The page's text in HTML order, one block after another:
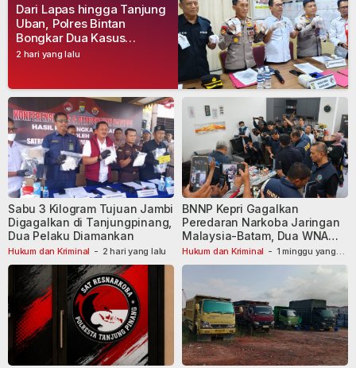
2 hari yang lalu
Dari Lapas hingga Tanjung
Uban, Polres Bintan
Bongkar Dua Kasus
Narkoba, Empat Tersangka
Hukum dan Kriminal - 2 hari yang lalu
Sabu 3 Kilogram Tujuan Jambi
Digagalkan di Tanjungpinang,
Dua Pelaku Diamankan
Hukum dan Kriminal - 1 minggu yang
BNNP Kepri Gagalkan
Peredaran Narkoba Jaringan
Malaysia-Batam, Dua WNA
Masih Diburu